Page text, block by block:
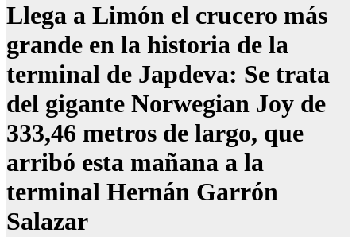
Llega a Limón el crucero más
grande en la historia de la
terminal de Japdeva: Se trata
del gigante Norwegian Joy de
333,46 metros de largo, que
arribó esta mañana a la
terminal Hernán Garrón
Salazar